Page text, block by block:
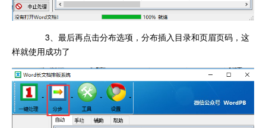
3、最后再点击分布选项，分布插入目录和页眉页码，这
样就使用成功了